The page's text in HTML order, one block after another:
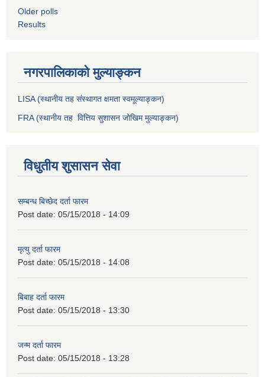
Older polls
Results
नगरपालिकाको मुल्याङ्कन
LISA (स्थानीय तह संस्थागत क्षमता स्वमूल्याङ्कन)
FRA (स्थानीय तह वित्तिय सुशासन जोखिम मुल्याङ्कन)
विधुतीय शुसासन सेवा
सम्बन्ध बिच्छेद दर्ता फारम
Post date: 05/15/2018 - 14:09
मृत्यु दर्ता फारम
Post date: 05/15/2018 - 14:08
बिबाह दर्ता फारम
Post date: 05/15/2018 - 13:30
जन्म दर्ता फारम
Post date: 05/15/2018 - 13:28